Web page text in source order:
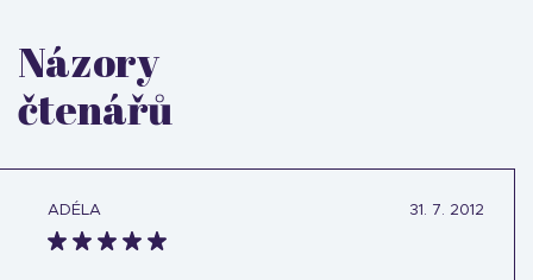
Názory
čtenářů
ADÉLA 31. 7. 2012